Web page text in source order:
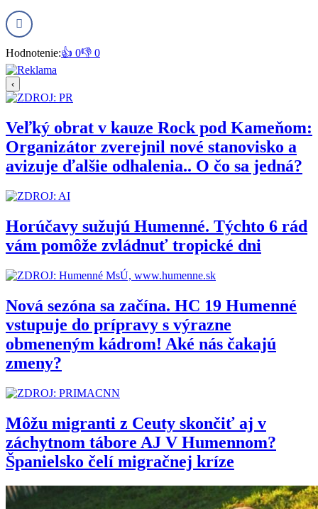
Hodnotenie:👍 0👎 0
‹
Veľký obrat v kauze Rock pod Kameňom:
Organizátor zverejnil nové stanovisko a
avizuje ďalšie odhalenia.. O čo sa jedná?
Horúčavy sužujú Humenné. Týchto 6 rád
vám pomôže zvládnuť tropické dni
Nová sezóna sa začína. HC 19 Humenné
vstupuje do prípravy s výrazne
obmeneným kádrom! Aké nás čakajú
zmeny?
Môžu migranti z Ceuty skončiť aj v
záchytnom tábore AJ V Humennom?
Španielsko čelí migračnej kríze